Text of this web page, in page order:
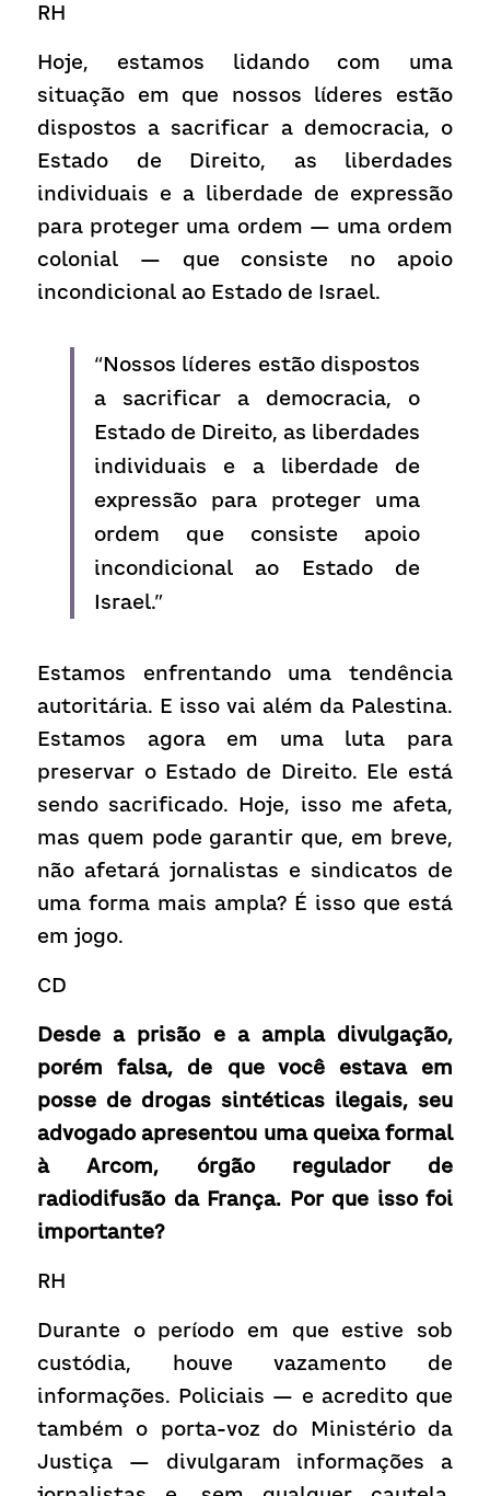
RH
Hoje, estamos lidando com uma
situação em que nossos líderes estão
dispostos a sacrificar a democracia, o
Estado de Direito, as liberdades
individuais e a liberdade de expressão
para proteger uma ordem — uma ordem
colonial — que consiste no apoio
incondicional ao Estado de Israel.
“Nossos líderes estão dispostos
a sacrificar a democracia, o
Estado de Direito, as liberdades
individuais e a liberdade de
expressão para proteger uma
ordem que consiste apoio
incondicional ao Estado de
Israel.”
Estamos enfrentando uma tendência
autoritária. E isso vai além da Palestina.
Estamos agora em uma luta para
preservar o Estado de Direito. Ele está
sendo sacrificado. Hoje, isso me afeta,
mas quem pode garantir que, em breve,
não afetará jornalistas e sindicatos de
uma forma mais ampla? É isso que está
em jogo.
CD
Desde a prisão e a ampla divulgação,
porém falsa, de que você estava em
posse de drogas sintéticas ilegais, seu
advogado apresentou uma queixa formal
à Arcom, órgão regulador de
radiodifusão da França. Por que isso foi
importante?
RH
Durante o período em que estive sob
custódia, houve vazamento de
informações. Policiais — e acredito que
também o porta-voz do Ministério da
Justiça — divulgaram informações a